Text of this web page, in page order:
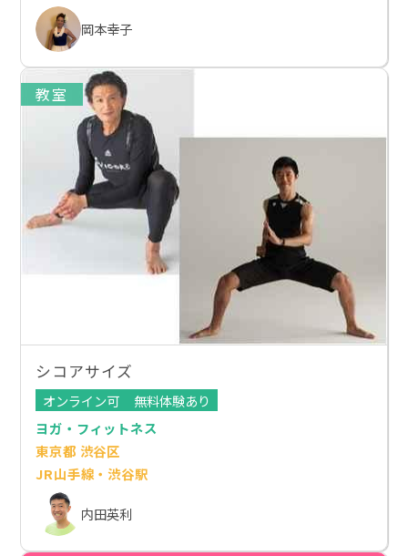
岡本幸子
教室
シコアサイズ
オンライン可
無料体験あり
ヨガ・フィットネス
東京都 渋谷区
JR山手線・渋谷駅
内田英利